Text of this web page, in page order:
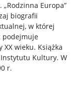
„Rodzinna Europa”
biografii
w której
podejmuje
wieku. Książka
Instytutu Kultury. W
r.